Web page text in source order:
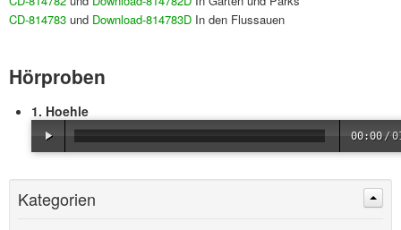
CD-814783 und Download-814783D In den Flussauen
Hörproben
1. Hoehle
00:00 /
Kategorien